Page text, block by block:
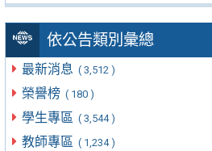
依公告類別彙總
最新消息 ( 3,512 )
榮譽榜 ( 180 )
學生專區 ( 3,544 )
教師專區 ( 1,234 )